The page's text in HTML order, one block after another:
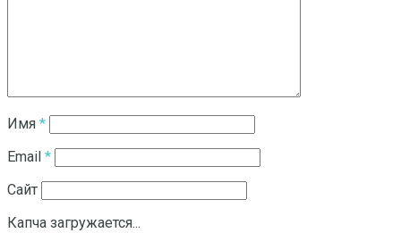
Имя *
Email *
Сайт
Капча загружается...